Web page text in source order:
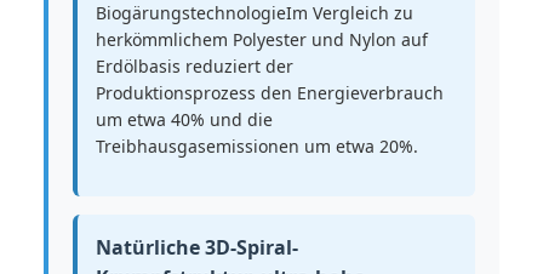
BiogärungstechnologieIm Vergleich zu
herkömmlichem Polyester und Nylon auf
Erdölbasis reduziert der
Produktionsprozess den Energieverbrauch
um etwa 40% und die
Treibhausgasemissionen um etwa 20%.
Natürliche 3D-Spiral-